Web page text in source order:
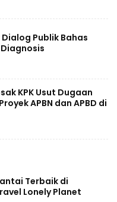
Dialog Publik Bahas
KPK Usut Dugaan
APBN dan APBD di
Terbaik di
Lonely Planet